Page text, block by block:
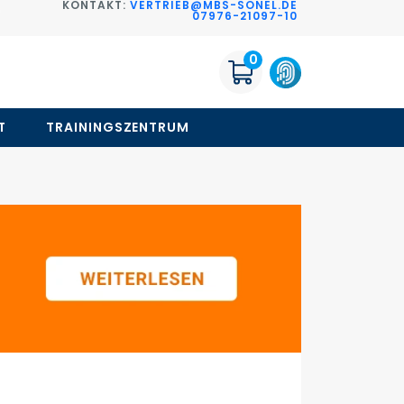
KONTAKT: VERTRIEB@MBS-SONEL.DE
07976-21097-10
0
TRAININGSZENTRUM